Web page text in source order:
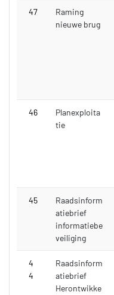
47
Raming
nieuwe brug
46
Planexploita
tie
45
Raadsinform
atiebrief
informatiebe
veiliging
4
4
Raadsinform
atiebrief
Herontwikke